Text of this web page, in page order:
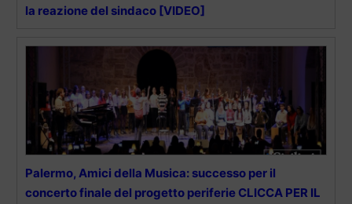
la reazione del sindaco [VIDEO]
Palermo, Amici della Musica: successo per il
concerto finale del progetto periferie CLICCA PER IL